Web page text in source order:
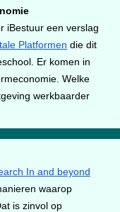
iBestuur een verslag
Platformen die dit
Er komen in
Welke
werkbaarder
In and beyond
waarop
is zinvol op